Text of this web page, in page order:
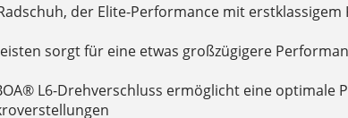
der Elite-Performance mit
sorgt für eine etwas großzügigere
L6-Drehverschluss ermöglicht eine optimale